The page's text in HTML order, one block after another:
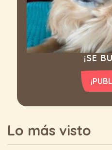
¡SE
Lo más visto